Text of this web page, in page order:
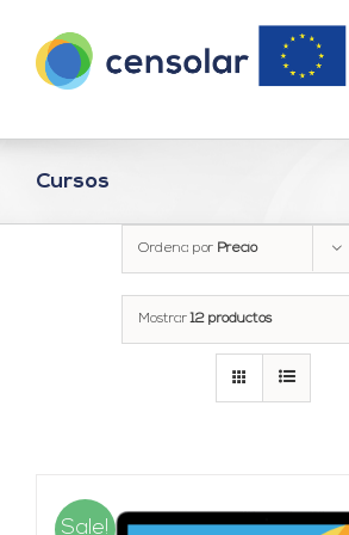
contenido
Cursos
Ordena por Precio
Mostrar12 productos
Sale!